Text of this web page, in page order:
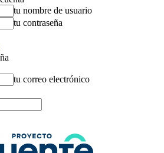
tu nombre de usuario
tu contraseña
tu correo electrónico